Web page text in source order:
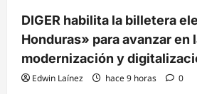
DIGER habilita la billetera
Honduras» para avanzar en
modernización y
Edwin Laínez hace 9 horas 0